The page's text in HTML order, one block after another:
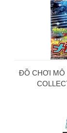
ĐỒ CHƠI MÔ